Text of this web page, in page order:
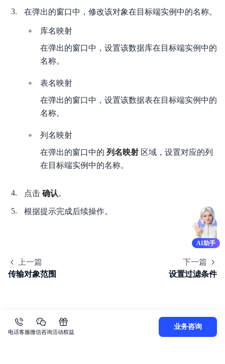
在弹出的窗口中，修改该对象在目标端实例中的名称。
库名映射
在弹出的窗口中，设置该数据库在目标端实例中的
名称。
表名映射
在弹出的窗口中，设置该数据表在目标端实例中的
名称。
列名映射
在弹出的窗口中的 列名映射 区域，设置对应的列
在目标端实例中的名称。
点击 确认 。
根据提示完成后续操作。
上一篇
传输对象范围
下一篇
设置过滤条件
AI助手
电话客服微信咨询活动权益
业务咨询